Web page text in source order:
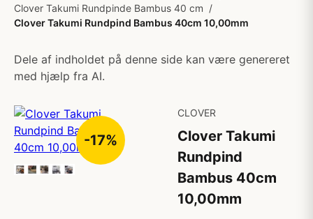
Clover Takumi Rundpinde Bambus 40 cm /
Clover Takumi Rundpind Bambus 40cm 10,00mm
Dele af indholdet på denne side kan være genereret
med hjælp fra AI.
-17%
CLOVER
Clover Takumi
Rundpind
Bambus 40cm
10,00mm